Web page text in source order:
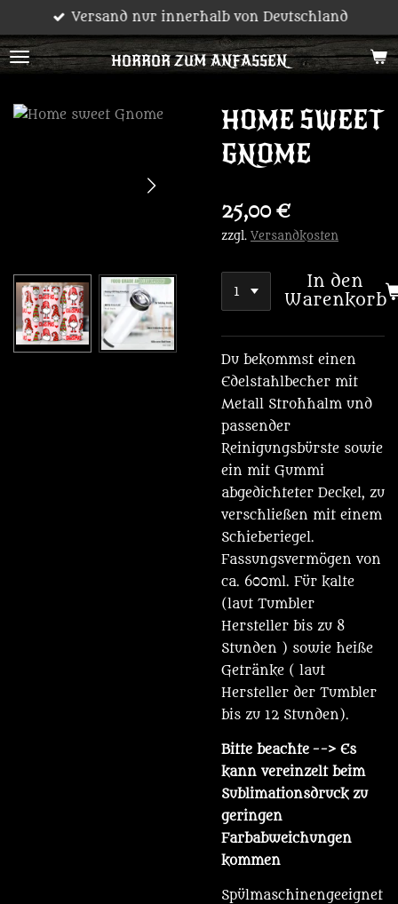
Hauptinhalt
springen
HORROR ZUM ANFASSEN
Versand nur innerhalb von Deutschland
HOME SWEET
GNOME
25,00 €
zzgl. Versandkosten
In den
Warenkorb
Du bekommst einen
Edelstahlbecher mit
Metall Strohhalm und
passender
Reinigungsbürste sowie
ein mit Gummi
abgedichteter Deckel, zu
verschließen mit einem
Schieberiegel.
Fassungsvermögen von
ca. 600ml. Für kalte
(laut Tumbler
Hersteller bis zu 8
Stunden ) sowie heiße
Getränke ( laut
Hersteller der Tumbler
bis zu 12 Stunden).
Bitte beachte --> Es
kann vereinzelt beim
Sublimationsdruck zu
geringen
Farbabweichungen
kommen
Spülmaschinengeeignet